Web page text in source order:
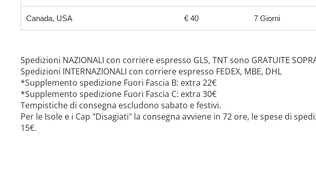
Canada, USA € 40 7 Giorni
Spedizioni NAZIONALI con corriere espresso GLS, TNT sono GRATUITE
Spedizioni INTERNAZIONALI con corriere espresso FEDEX, MBE, DHL
*Supplemento spedizione Fuori Fascia B: extra 22€
*Supplemento spedizione Fuori Fascia C: extra 30€
Tempistiche di consegna escludono sabato e festivi.
Per le Isole e i Cap "Disagiati" la consegna avviene in 72 ore, le spese di
15€.